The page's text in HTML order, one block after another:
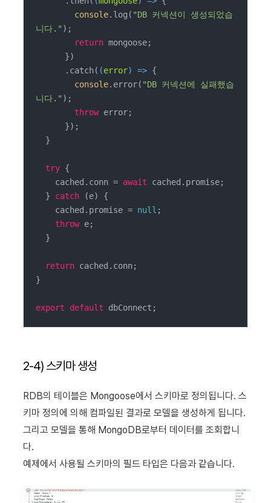
console.log( "DB 커넥션이 생성되었습
니다." );
return mongoose;
      .catch(
(error) => {
console.error( "DB 커넥션에 실패했습
니다." );
throw error;
try {
    cached.conn =
await cached.promise;
  }
catch (e) {
    cached.promise =
null ;
throw e;
return cached.conn;
}
export default dbConnect;
2-4) 스키마 생성
RDB의 테이블은 Mongoose에서 스키마로 정의됩니다. 스
키마 정의에 의해 컴파일된 결과로 모델을 생성하게 됩니다.
그리고 모델을 통해 MongoDB로부터 데이터를 조회합니
다.
예제에서 사용될 스키마의 필드 타입은 다음과 같습니다.